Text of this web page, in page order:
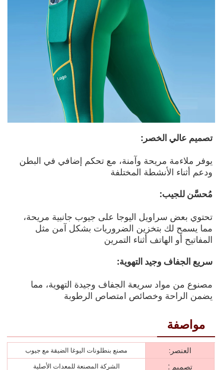
تصميم عالي الخصر:
يوفر ملاءمة مريحة وآمنة، مع تحكم إضافي في البطن
ودعم أثناء الأنشطة المختلفة
مُحسَّن للجيب:
تحتوي بعض سراويل اليوجا على جيوب جانبية مريحة،
مما يسمح لك بتخزين الضروريات بشكل آمن مثل
المفاتيح أو الهاتف أثناء التمرين
سريع الجفاف وجيد التهوية:
مصنوع من مواد سريعة الجفاف وجيدة التهوية، مما
يضمن الراحة وخصائص امتصاص الرطوبة
مواصفة
العنصر: مصنع بنطلونات اليوغا الضيقة مع جيوب
تصميم : الشركة المصنعة للمعدات الأصلية